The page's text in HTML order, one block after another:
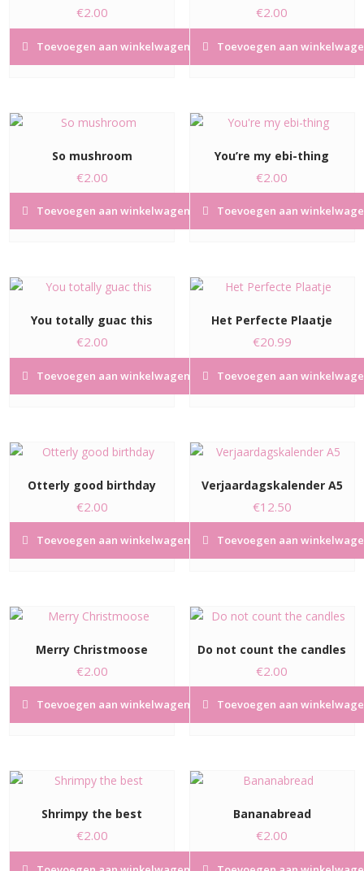
€2.00
Toevoegen aan winkelwagen
€2.00
Toevoegen aan
So mushroom
€2.00
Toevoegen aan winkelwagen
You’re my ebi-thing
€2.00
Toevoegen aan
You totally guac this
€2.00
Toevoegen aan winkelwagen
Het Perfecte Plaatje
€20.99
Toevoegen aan
Otterly good birthday
€2.00
Toevoegen aan winkelwagen
Verjaardagskalender A5
€12.50
Toevoegen aan
Merry Christmoose
€2.00
Toevoegen aan winkelwagen
Do not count the candles
€2.00
Toevoegen aan
Shrimpy the best
€2.00
Bananabread
€2.00